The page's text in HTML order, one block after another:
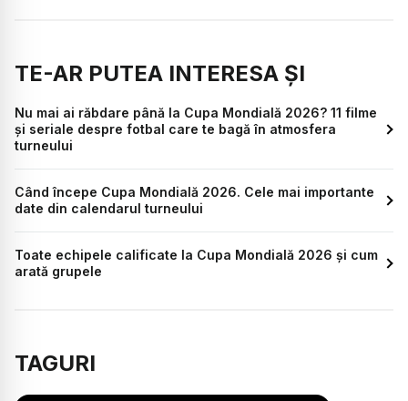
TE-AR PUTEA INTERESA ȘI
Nu mai ai răbdare până la Cupa Mondială 2026? 11 filme
și seriale despre fotbal care te bagă în atmosfera
turneului
Când începe Cupa Mondială 2026. Cele mai importante
date din calendarul turneului
Toate echipele calificate la Cupa Mondială 2026 și cum
arată grupele
TAGURI